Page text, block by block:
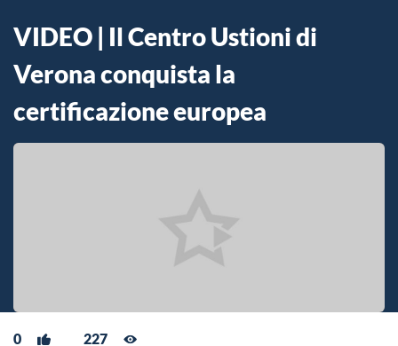
VIDEO | Il Centro Ustioni di
Verona conquista la
certificazione europea
0 227